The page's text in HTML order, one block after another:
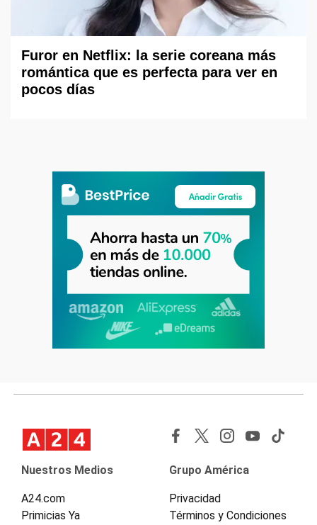
Furor en Netflix: la serie coreana más
romántica que es perfecta para ver en
pocos días
Nuestros Medios
A24.com
Primicias Ya
Grupo América
Privacidad
Términos y Condiciones